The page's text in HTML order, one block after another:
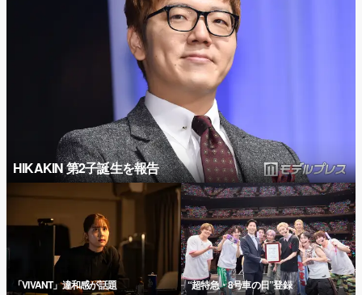
HIKAKIN 第2子誕生を報告
「VIVANT」違和感が話題 “超特急・8号車の日”登録